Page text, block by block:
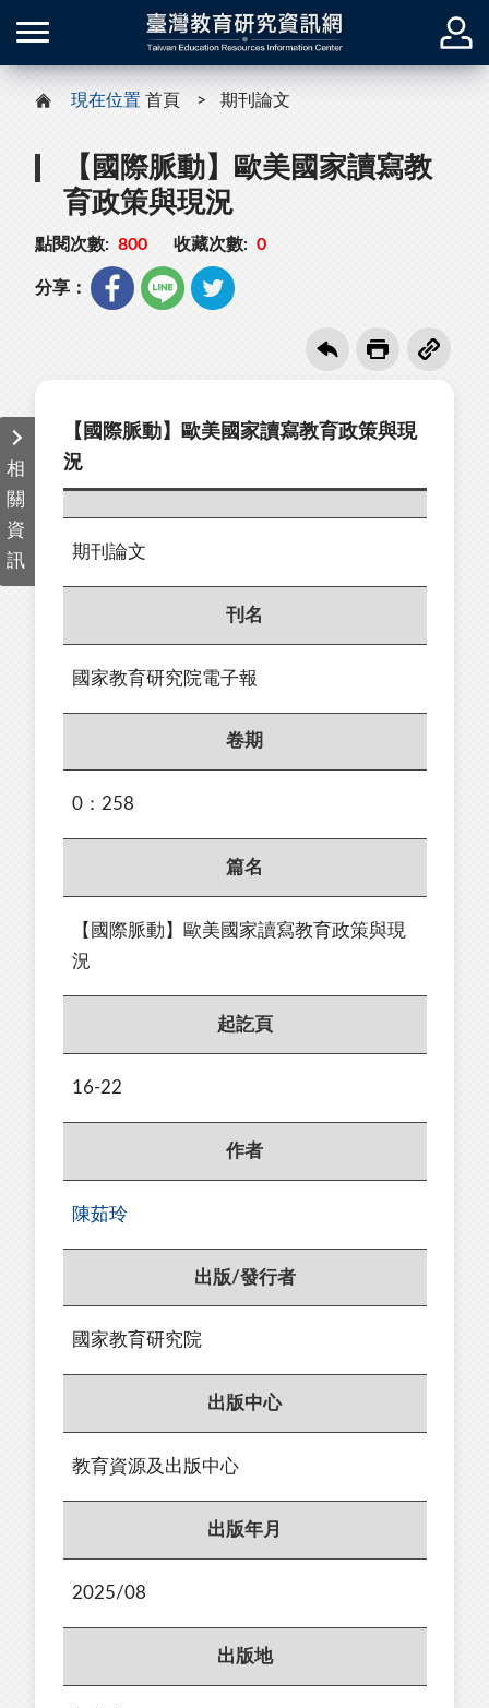
現在位置 首頁 期刊論文
【國際脈動】歐美國家讀寫教
育政策與現況
點閱次數: 800 收藏次數: 0
分享：
相
關
資
訊
【國際脈動】歐美國家讀寫教育政策與現
況
期刊論文
刊名
國家教育研究院電子報
卷期
0：258
篇名
【國際脈動】歐美國家讀寫教育政策與現
況
起訖頁
16-22
作者
陳茹玲
出版/發行者
國家教育研究院
出版中心
教育資源及出版中心
出版年月
2025/08
出版地